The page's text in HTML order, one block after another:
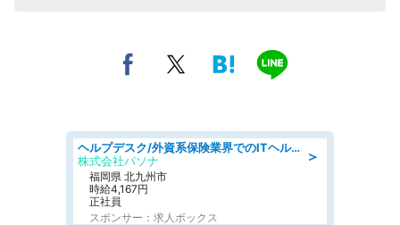
＞
ヘルプデスク/外資系保険業界でのITヘルプデスク業務/駅近/即日勤務可/ヘルプデスク
株式会社パソナ
福岡県 北九州市
時給4,167円
正社員
スポンサー：求人ボックス